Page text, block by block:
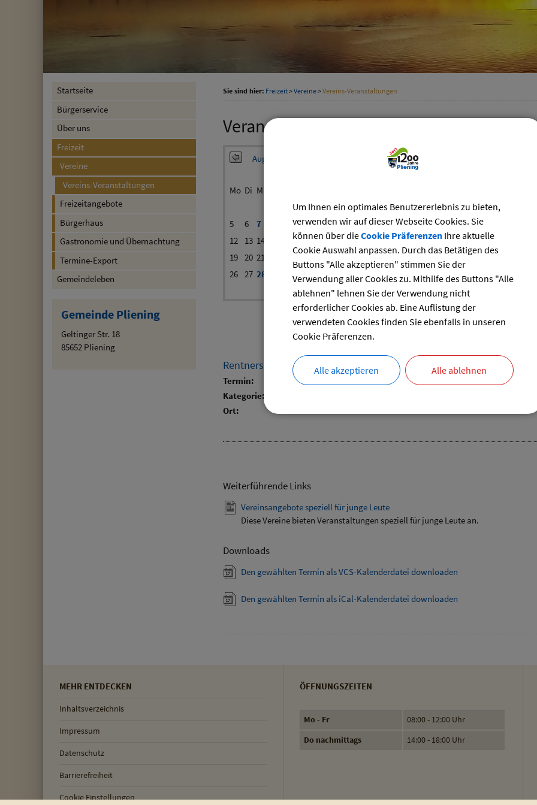
Startseite
Bürgerservice
Über uns
Freizeit
Vereine
Vereins-Veranstaltungen
Freizeitangebote
Bürgerhaus
Gastronomie und Übernachtung
Termine-Export
Gemeindeleben
Gemeinde Pliening
Geltinger Str. 18
85652 Pliening
Sie sind hier: Freizeit>Vereine>Vereins-Veranstaltungen
Veranstaltungskalender der Vereine
August 2024
Mo Di Mi
3
4
5
6 7 10 11
12
13 14 17
18
19 20 21
26 27 28 30 31
Datum
bis:
reset
Rentnerstammtisch
Termin: 07.08.2024 von 14:00
bis 16:00 Uhr
Kategorie:
Ort:
Weiterführende Links
Vereinsangebote speziell für junge Leute
Diese Vereine bieten Veranstaltungen speziell für junge Leute an.
Downloads
Den gewählten Termin als VCS-Kalenderdatei downloaden
Den gewählten Termin als iCal-Kalenderdatei downloaden
MEHR ENTDECKEN
Inhaltsverzeichnis
Impressum
Datenschutz
Barrierefreiheit
Cookie Einstellungen
ÖFFNUNGSZEITEN
Mo - Fr
08:00 - 12:00 Uhr
Do nachmittags
14:00 - 18:00 Uhr
Um Ihnen ein optimales Benutzererlebnis zu bieten,
verwenden wir auf dieser Webseite Cookies. Sie
können über dieCookie PräferenzenIhre aktuelle
Cookie Auswahl anpassen. Durch das Betätigen des
Buttons "Alle akzeptieren" stimmen Sie der
Verwendung aller Cookies zu. Mithilfe des Buttons "Alle
ablehnen" lehnen Sie der Verwendung nicht
erforderlicher Cookies ab. Eine Auflistung der
verwendeten Cookies finden Sie ebenfalls in unseren
Cookie Präferenzen.
Alle akzeptieren Alle ablehnen